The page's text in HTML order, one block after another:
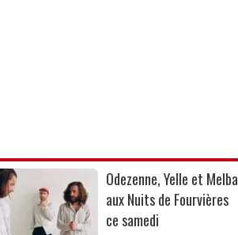
Odezenne, Yelle et Melba
aux Nuits de Fourvières
ce samedi